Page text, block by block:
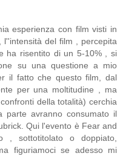
esperienza con film visti in
l''intensità del film , percepita
ha risentito di un 5-10% , si
su una questione a mio
il fatto che questo film, dal
per una moltitudine , ma
della totalità) cerchia
parte avranno consumato il
Qui l'evento è Fear and
, sottotitolato o doppiato,
figuriamoci se adesso mi